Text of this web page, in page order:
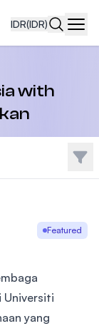
IDR(IDR)
with
Filter
Featured
Universiti
yang